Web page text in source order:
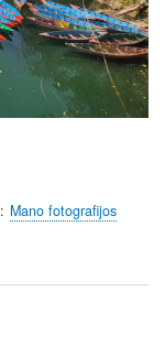
Mano fotografijos